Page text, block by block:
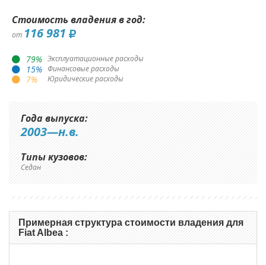
Стоимость владения в год:
от 116 981
79% Эксплуатационные расходы
15% Финансовые расходы
7% Юридические расходы
Года выпуска:
2003—н.в.
Типы кузовов:
Седан
Примерная структура стоимости владения для
Fiat Albea :